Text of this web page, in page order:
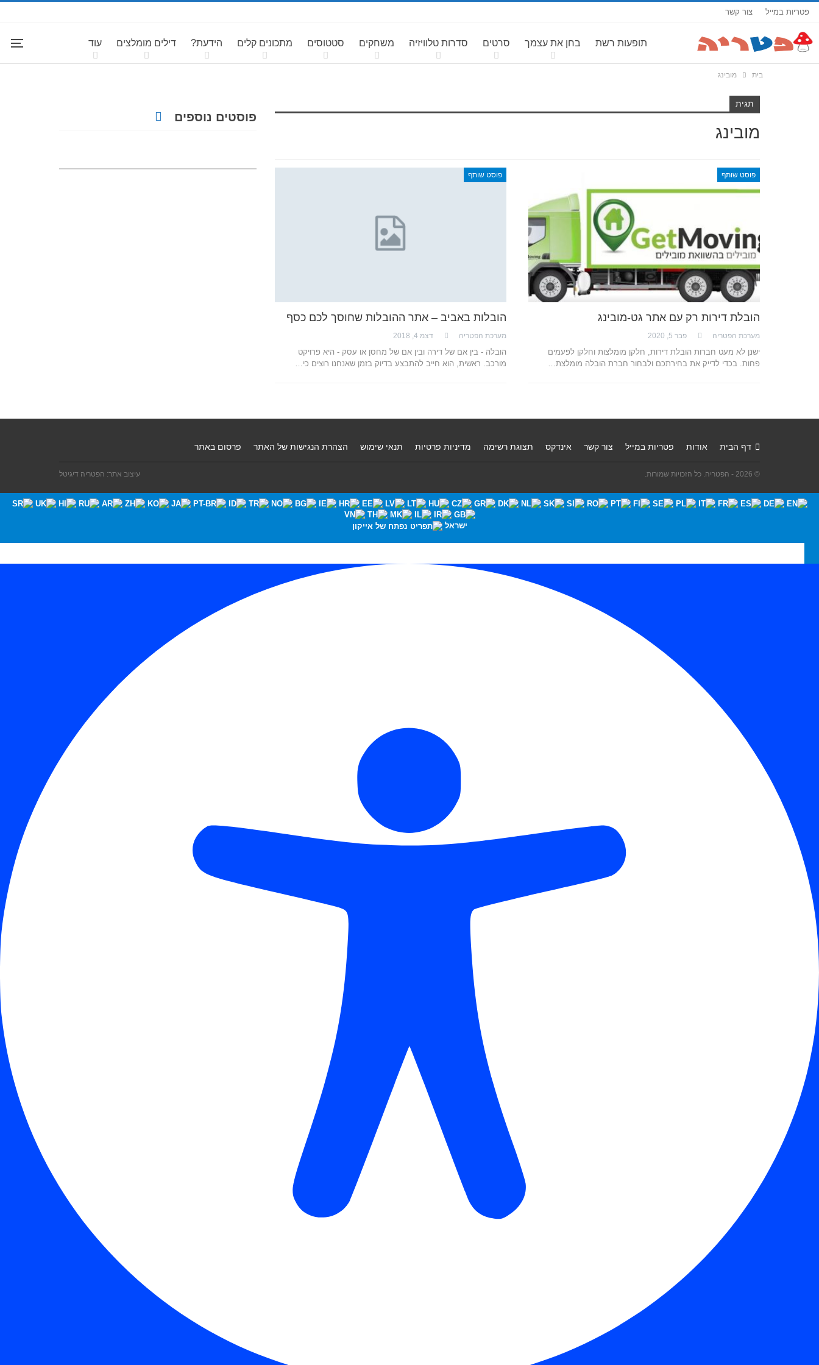
פטריות במייל צור קשר
תופעות רשת בחן את עצמך סרטים סדרות טלוויזיה משחקים סטטוסים מתכונים קלים הידעת? דילים מומלצים עוד
בית מובינג
תגית
מובינג
פוסט שותף
הובלת דירות רק עם אתר גט-מובינג
מערכת הפטריה פבר 5, 2020
ישנן לא מעט חברות הובלת דירות, חלקן מומלצות וחלקן לפעמים
פחות. בכדי לדייק את בחירתכם ולבחור חברת הובלה מומלצת…
פוסט שותף
הובלות באביב – אתר ההובלות שחוסך לכם כסף
מערכת הפטריה דצמ 4, 2018
הובלה - בין אם של דירה ובין אם של מחסן או עסק - היא פרויקט
מורכב. ראשית, הוא חייב להתבצע בדיוק בזמן שאנחנו רוצים כי…
פוסטים נוספים
דף הבית אודות פטריות במייל צור קשר אינדקס תצוגת רשימה מדיניות פרטיות תנאי שימוש הצהרת הנגישות של האתר פרסום באתר
© 2026 - הפטריה. כל הזכויות שמורות. עיצוב אתר: הפטריה דיגיטל
ישראל